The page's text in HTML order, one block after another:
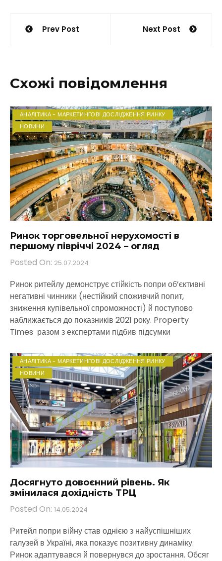
Навігація
Prev Post Next Post
Схожі повідомлення
АНАЛІТИКА - МАРКЕТИНГОВІ ДОСЛІДЖЕННЯ РИНКУ
НОВИНИ
Ринок торговельної нерухомості в
першому півріччі 2024 – огляд
Posted On: 25.07.2024
Ринок ритейлу демонструє стійкість попри об’єктивні
негативні чинники (нестійкий споживчий попит,
зниження купівельної спроможності) й поступово
наближається до показників 2021 року. Property
Times разом з експертами підбив підсумки
АНАЛІТИКА - МАРКЕТИНГОВІ ДОСЛІДЖЕННЯ РИНКУ
НОВИНИ
Досягнуто довоєнний рівень. Як
змінилася дохідність ТРЦ
Posted On: 14.05.2024
Ритейл попри війну став однією з найуспішніших
галузей в Україні, яка показує позитивну динаміку.
Ринок адаптувався й повернувся до зростання. Обсяг